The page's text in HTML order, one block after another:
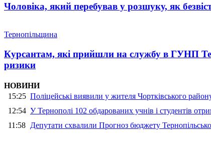
Чоловіка, який перебував у розшуку, як
Тернопільщина
Курсантам, які прийшли на службу в ГУНП
ризики
НОВИНИ
15:25 Поліцейські виявили у жителя Чортківського
12:54 У Тернополі 102 обдарованих учнів і студентів
11:58 Депутати схвалили Прогноз бюджету